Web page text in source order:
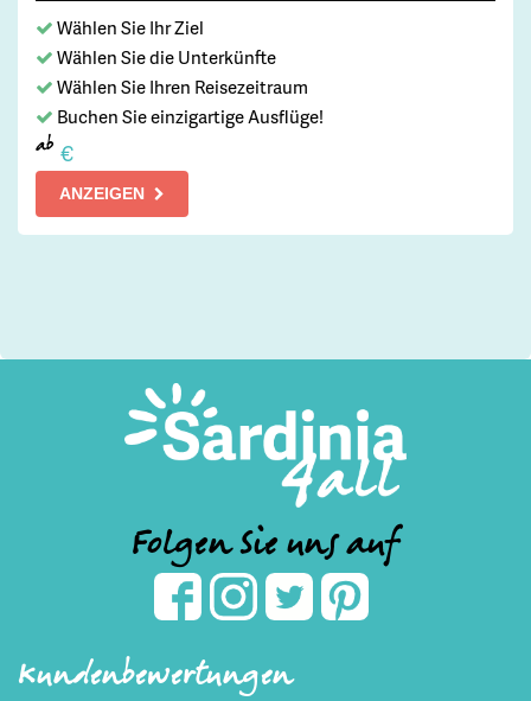
Wählen Sie Ihr Ziel
Wählen Sie die Unterkünfte
Wählen Sie Ihren Reisezeitraum
Buchen Sie einzigartige Ausflüge!
ab €
ANZEIGEN
Folgen Sie uns auf
Kundenbewertungen